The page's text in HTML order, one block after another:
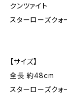
クンツァイト
スターローズクォ
【サイズ】
全長 約48cm
スターローズクォ